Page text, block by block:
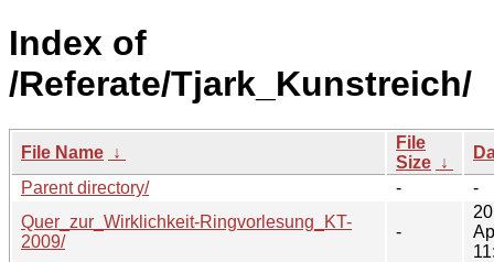
Index of
/Referate/Tjark_Kunstreich/
File Name ↓
File
Size ↓
Parent directory/
-
-
Quer_zur_Wirklichkeit-Ringvorlesung_KT-
2009/
-